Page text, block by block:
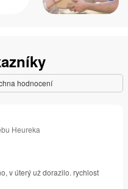
hodnocení
Heureka
v úterý už dorazilo. rychlost